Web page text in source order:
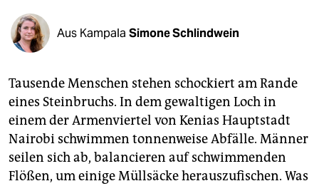
fragen & hilfe
abo
genossenschaft
epaper login
Aus Kampala Simone Schlindwein
Tausende Menschen stehen schockiert am Rande
eines Steinbruchs. In dem gewaltigen Loch in
einem der Armenviertel von Kenias Hauptstadt
Nairobi schwimmen tonnenweise Abfälle. Männer
seilen sich ab, balancieren auf schwimmenden
Flößen, um einige Müllsäcke herauszufischen. Was